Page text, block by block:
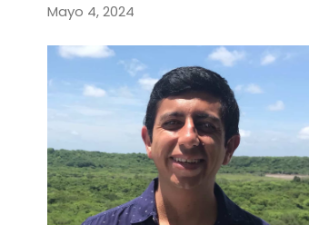
Mayo 4, 2024